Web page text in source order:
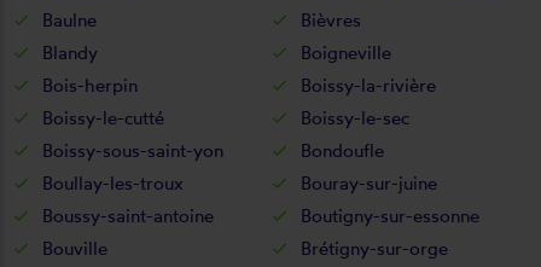
Baulne
Bièvres
Blandy
Boigneville
Bois-herpin
Boissy-la-rivière
Boissy-le-cutté
Boissy-le-sec
Boissy-sous-saint-yon
Bondoufle
Boullay-les-troux
Bouray-sur-juine
Boussy-saint-antoine
Boutigny-sur-essonne
Bouville
Brétigny-sur-orge